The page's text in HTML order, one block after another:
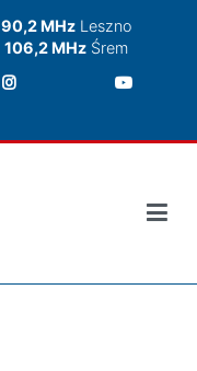
90,2 MHzLeszno
106,2 MHz Śrem